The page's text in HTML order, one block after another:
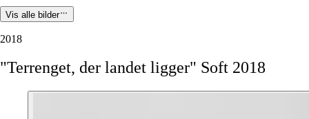
Vis alle bilder
2018
"Terrenget, der landet ligger" Soft 2018